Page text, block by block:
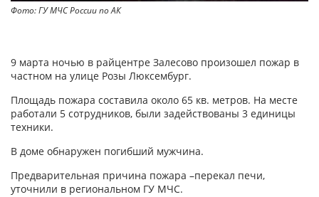
Фото: ГУ МЧС России по АК
9 марта ночью в райцентре Залесово произошел пожар в
частном на улице Розы Люксембург.
Площадь пожара составила около 65 кв. метров. На месте
работали 5 сотрудников, были задействованы 3 единицы
техники.
В доме обнаружен погибший мужчина.
Предварительная причина пожара –перекал печи,
уточнили в региональном ГУ МЧС.